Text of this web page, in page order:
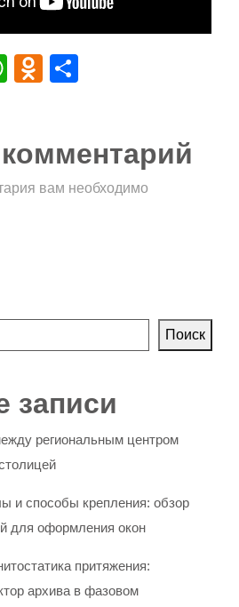
WhatsApp
Odnoklassniki
вам необходимо
Поиск
записи
региональным центром
и способы крепления: обзор
для оформления окон
притяжения:
архива в фазовом